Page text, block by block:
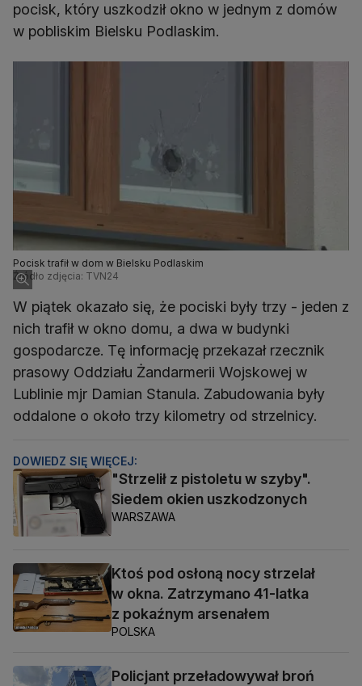
pocisk, który uszkodził okno w jednym z domów
w pobliskim Bielsku Podlaskim.
Pocisk trafił w dom w Bielsku Podlaskim
Źródło zdjęcia: TVN24
W piątek okazało się, że pociski były trzy - jeden z
nich trafił w okno domu, a dwa w budynki
gospodarcze. Tę informację przekazał rzecznik
prasowy Oddziału Żandarmerii Wojskowej w
Lublinie mjr Damian Stanula. Zabudowania były
oddalone o około trzy kilometry od strzelnicy.
DOWIEDZ SIĘ WIĘCEJ:
"Strzelił z pistoletu w szyby".
Siedem okien uszkodzonych
WARSZAWA
Ktoś pod osłoną nocy strzelał
w okna. Zatrzymano 41-latka
z pokaźnym arsenałem
POLSKA
Policjant przeładowywał broń